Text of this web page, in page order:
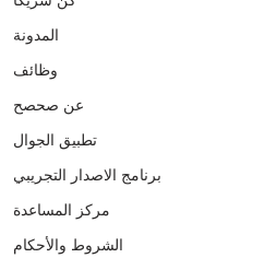
المدونة
وظائف
عن صحصح
تطبيق الجوال
برنامج الاصدار التجريبي
مركز المساعدة
الشروط والأحكام